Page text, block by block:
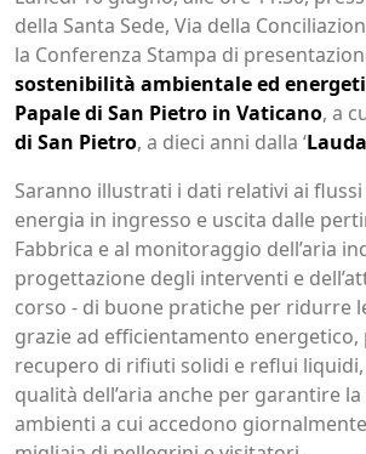
della Santa Sede, Via della
la Conferenza Stampa di
sostenibilità ambientale ed
Papale di San Pietro in Vaticano, a
di San Pietro, a dieci anni dalla ‘
Saranno illustrati i dati relativi ai
energia in ingresso e uscita dalle
Fabbrica e al monitoraggio dell’aria
progettazione degli interventi e
corso - di buone pratiche per ridurre
grazie ad efficientamento energetico,
recupero di rifiuti solidi e reflui
qualità dell’aria anche per garantire
ambienti a cui accedono